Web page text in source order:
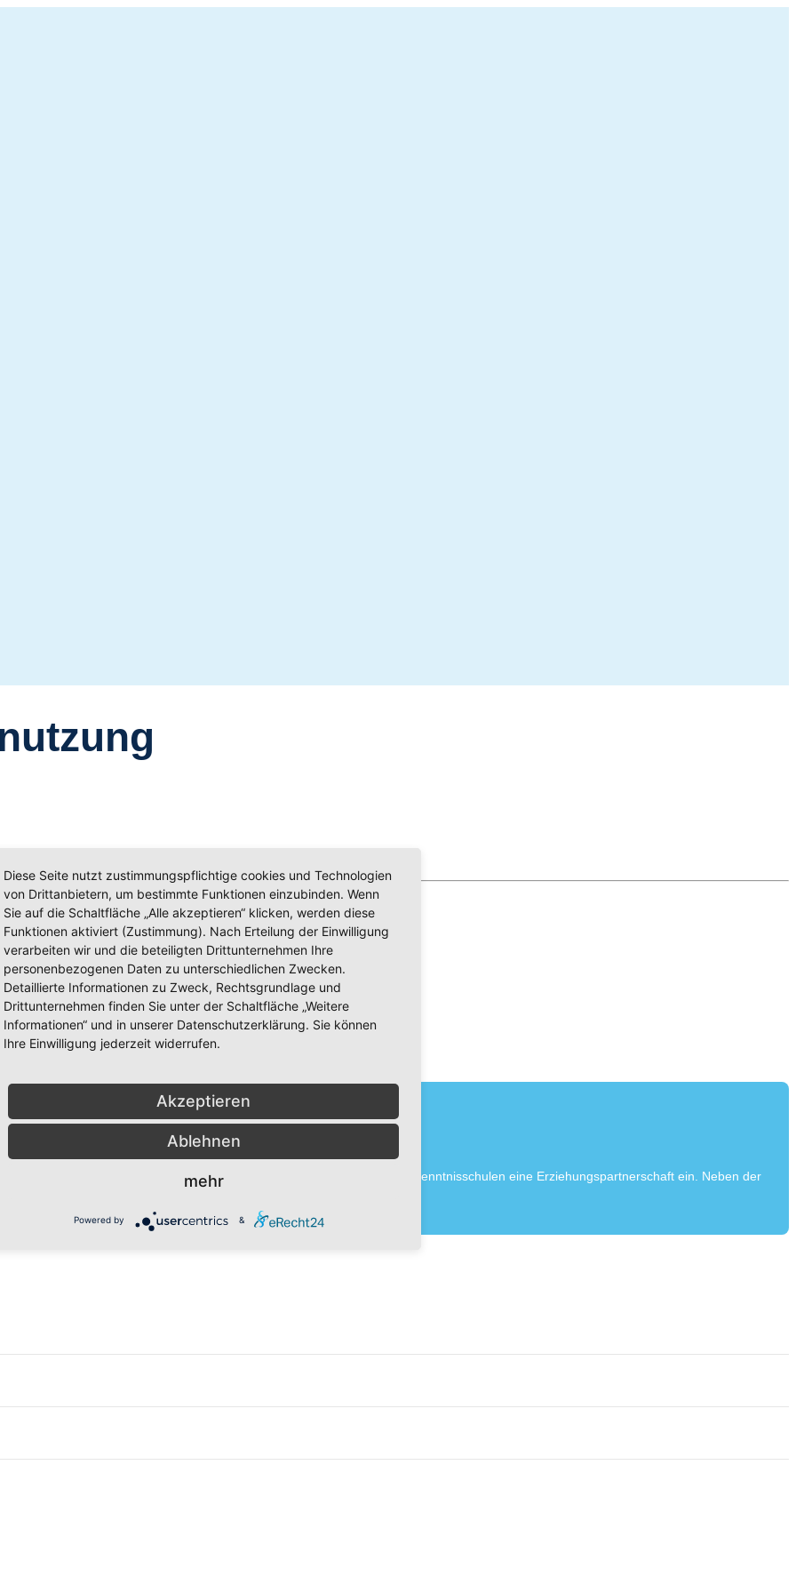
Doch aufgrund eines Wettbewerbs…
Schülern, Lehrern und Eltern gehen wir an unseren Adventistischen Bekenntnisschulen eine Erziehungspartnerschaft ein. Neben der
Diese Seite nutzt zustimmungspflichtige cookies und Technologien
von Drittanbietern, um bestimmte Funktionen einzubinden. Wenn
Sie auf die Schaltfläche „Alle akzeptieren“ klicken, werden diese
Funktionen aktiviert (Zustimmung). Nach Erteilung der Einwilligung
verarbeiten wir und die beteiligten Drittunternehmen Ihre
personenbezogenen Daten zu unterschiedlichen Zwecken.
Detaillierte Informationen zu Zweck, Rechtsgrundlage und
Drittunternehmen finden Sie unter der Schaltfläche „Weitere
Informationen“ und in unserer Datenschutzerklärung. Sie können
Ihre Einwilligung jederzeit widerrufen.
Akzeptieren
Ablehnen
mehr
Powered by &